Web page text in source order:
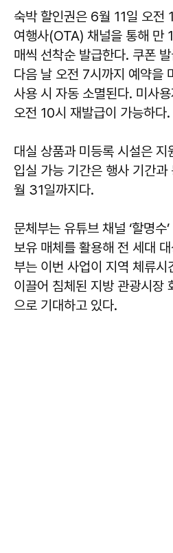
숙박 할인권은 6월 11일 오전
여행사(OTA) 채널을 통해 만
매씩 선착순 발급한다. 쿠폰
다음 날 오전 7시까지 예약을
사용 시 자동 소멸된다. 미사
오전 10시 재발급이 가능하다.
대실 상품과 미등록 시설은 지
입실 가능 기간은 행사 기간
월 31일까지다.
문체부는 유튜브 채널 ‘할명수
보유 매체를 활용해 전 세대
부는 이번 사업이 지역 체류
이끌어 침체된 지방 관광시장
으로 기대하고 있다.